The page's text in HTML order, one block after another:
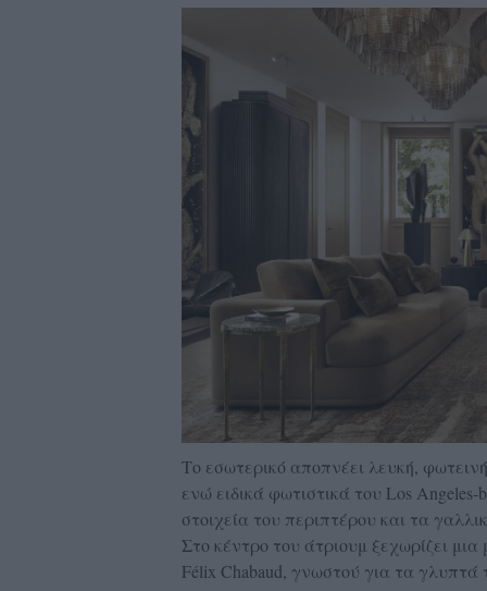
Το εσωτερικό αποπνέει λευκή,
ενώ ειδικά φωτιστικά του Los
στοιχεία του περιπτέρου και τα
Στο κέντρο του άτριουμ ξεχωρίζει
Félix Chabaud, γνωστού για τα